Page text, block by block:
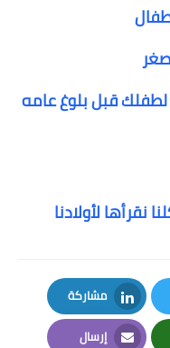
قبل بلوغ عامه
نقرأها لأولادنا
مشاركة
LinkedIn
إرسال